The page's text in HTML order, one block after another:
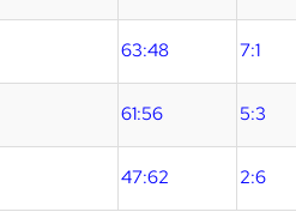
63:48 7:1
61:56 5:3
47:62 2:6